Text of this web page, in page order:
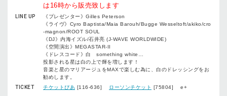
は16時から販売致します
LINE UP
《プレゼンター》Gilles Peterson
《ライヴ》Cyro Baptista/Maia Barouh/Bugge Wesseltoft/akiko/cro
-magnon/ROOT SOUL
《DJ》内海イズル/石井亮 (J-WAVE WORLDWIDE)
《空間演出》MEGASTAR-II
《ドレスコード》白 something white…
投影される星は白の上で輝を増します！
音楽と星のマリアージュをMAXで楽しむ為に、白のドレッシングをお
勧めします。
TICKET
チケットぴあ [116-636] ローソンチケット [75804] e+